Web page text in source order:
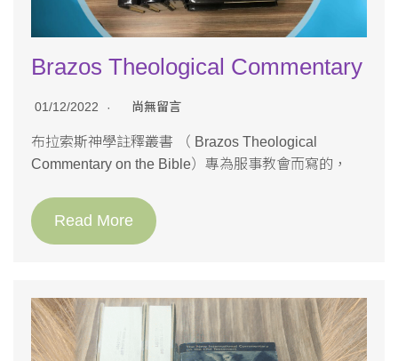
Brazos Theological Commentary
01/12/2022 尚無留言
布拉索斯神學註釋叢書 （ Brazos Theological
Commentary on the Bible）專為服事教會而寫的，
Read More